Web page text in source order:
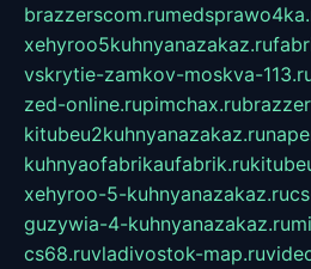
brazzerscom.ru
xehyroo5kuhnyanazakaz.ru
vskrytie-zamkov-moskva-
zed-online.rupimchax.ru
kitubeu2kuhnyanazakaz.ru
kuhnyaofabrikaufabrik.ru
xehyroo-5-kuhnyanazakaz.ru
guzywia-4-kuhnyanazakaz.ru
cs68.ruvladivostok-map.ru